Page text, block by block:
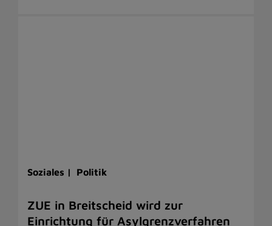
Soziales | Politik
ZUE in Breitscheid wird zur
Einrichtung für Asylgrenzverfahren